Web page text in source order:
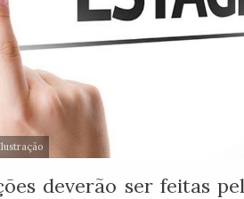
deverão ser feitas